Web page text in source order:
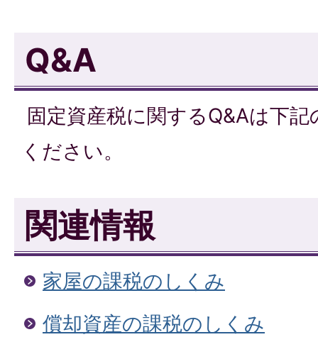
Q&A
固定資産税に関するQ&Aは下
ください。
関連情報
家屋の課税のしくみ
償却資産の課税のしくみ